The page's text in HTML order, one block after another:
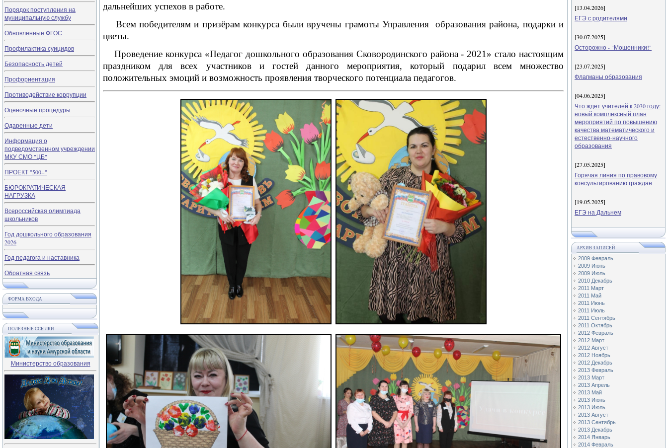
Порядок поступления на
муниципальную службу
Обновленные ФГОС
Профилактика суицидов
Безопасность детей
Профориентация
Противодействие коррупции
Оценочные процедуры
Одаренные дети
Информация о
подведомственном учреждении
МКУ СМО "ЦБ"
ПРОЕКТ "500+"
БЮРОКРАТИЧЕСКАЯ
НАГРУЗКА
Всероссийская олимпиада
школьников
Год дошкольного образования
2026
Год педагога и наставника
Обратная связь
ФОРМА ВХОДА
ПОЛЕЗНЫЕ ССЫЛКИ
Министерство образования
дальнейших успехов в работе.
Всем победителям и призёрам конкурса были вручены грамоты Управления образования района, подарки и
цветы.
Проведение конкурса «Педагог дошкольного образования Сковородинского района - 2021» стало настоящим
праздником для всех участников и гостей данного мероприятия, который подарил всем множество
положительных эмоций и возможность проявления творческого потенциала педагогов.
[13.04.2026]
ЕГЭ с родителями
[30.07.2025]
Осторожно - "Мошенники!"
[23.07.2025]
Флагманы образования
[04.06.2025]
Что ждет учителей к 2030 году:
новый комплексный план
мероприятий по повышению
качества математического и
естественно-научного
образования
[27.05.2025]
Горячая линия по правовому
консультированию граждан
[19.05.2025]
ЕГЭ на Дальнем
АРХИВ ЗАПИСЕЙ
2009 Февраль
2009 Июнь
2009 Июль
2010 Декабрь
2011 Март
2011 Май
2011 Июнь
2011 Июль
2011 Сентябрь
2011 Октябрь
2012 Февраль
2012 Март
2012 Август
2012 Ноябрь
2012 Декабрь
2013 Февраль
2013 Март
2013 Апрель
2013 Май
2013 Июнь
2013 Июль
2013 Август
2013 Сентябрь
2013 Декабрь
2014 Январь
2014 Февраль